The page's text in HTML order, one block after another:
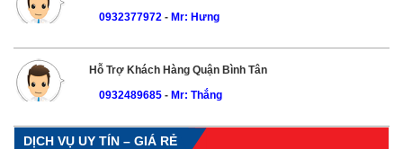
0932377972 - Mr: Hưng
Hỗ Trợ Khách Hàng Quận Bình Tân
0932489685- Mr: Thắng
DỊCH VỤ UY TÍN – GIÁ RẺ